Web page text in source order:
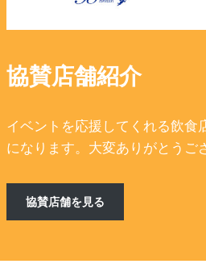
協賛店舗紹介
イベントを応援してくれる飲食
になります。大変ありがとうご
協賛店舗を見る